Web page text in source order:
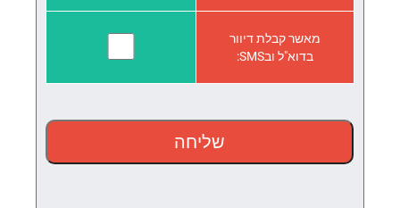
מאשר קבלת דיוור
בדוא"ל ובSMS: